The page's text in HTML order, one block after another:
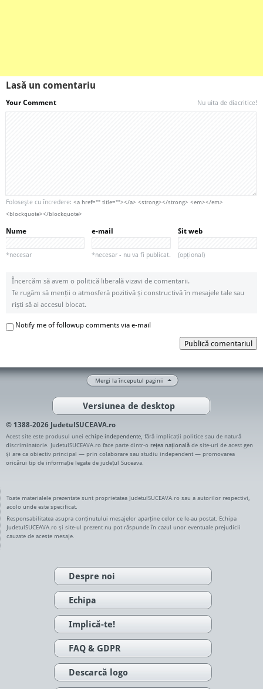
Lasă un comentariu
Your Comment Nu uita de diacritice!
Foloseşte cu încredere: <a href="" title=""></a> <strong></strong> <em></em>
<blockquote></blockquote>
Nume
*necesar
e-mail
*necesar - nu va fi publicat.
Sit web
(opțional)
Încercăm să avem o politică liberală vizavi de comentarii.
Te rugăm să menții o atmosferă pozitivă și constructivă în mesajele tale sau
riști să ai accesul blocat.
Notify me of followup comments via e-mail
Publică comentariul
Mergi la începutul paginii
Versiunea de desktop
© 1388-2026 JudetulSUCEAVA.ro
Acest site este produsul unei echipe independente , fără implicații politice sau de natură
discriminatorie. JudetulSUCEAVA.ro face parte dintr-o rețea națională de site-uri de acest gen
și are ca obiectiv principal — prin colaborare sau studiu independent — promovarea
oricărui tip de informație legate de județul Suceava.
Toate materialele prezentate sunt proprietatea JudetulSUCEAVA.ro sau a autorilor respectivi,
acolo unde este specificat.
Responsabilitatea asupra conținutului mesajelor aparține celor ce le-au postat. Echipa
JudetulSUCEAVA.ro și site-ul prezent nu pot răspunde în cazul unor eventuale prejudicii
cauzate de aceste mesaje.
Despre noi
Echipa
Implică-te!
FAQ & GDPR
Descarcă logo